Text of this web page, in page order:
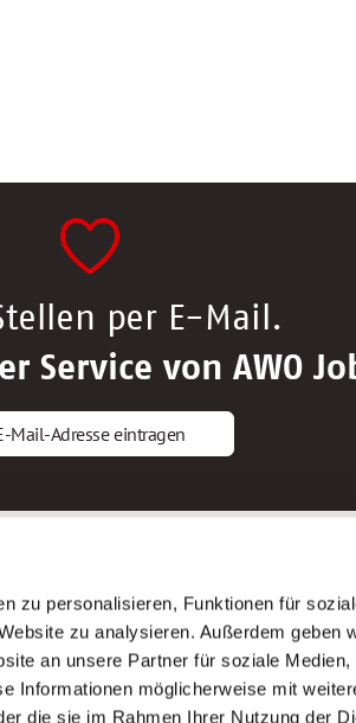
zu personalisieren, Funktionen für
zu analysieren. Außerdem geben
an unsere Partner für soziale Medien,
Informationen möglicherweise mit
die sie im Rahmen Ihrer Nutzung der
per E-Mail.
Service von AWO
Mail-Adresse eintragen
AWO Gliederungen nach
Stellenangebote nach
Sitemap
Impressum
Datenschutz